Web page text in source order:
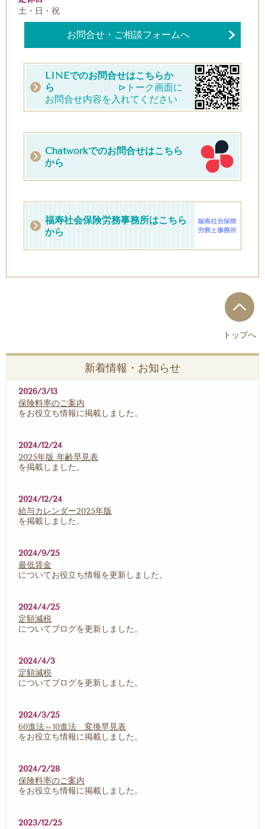
土・日・祝
お問合せ・ご相談フォームへ
LINEでのお問合せはこちらか
ら
⊳トーク画面に
お問合せ内容を入れてください
Chatworkでのお問合せはこちら
から
福寿社会保険労務事務所はこちら
から
トップへ
新着情報・お知らせ
2026/3/13
保険料率のご案内
をお役立ち情報に掲載しました。
2024/12/24
2025年版 年齢早見表
を掲載しました。
2024/12/24
給与カレンダー2025年版
を掲載しました。
2024/9/25
最低賃金
についてお役立ち情報を更新しました。
2024/4/25
定額減税
についてブログを更新しました。
2024/4/3
定額減税
についてブログを更新しました。
2024/3/25
60進法⇔10進法 変換早見表
をお役立ち情報に掲載しました。
2024/2/28
保険料率のご案内
をお役立ち情報に掲載しました。
2023/12/25